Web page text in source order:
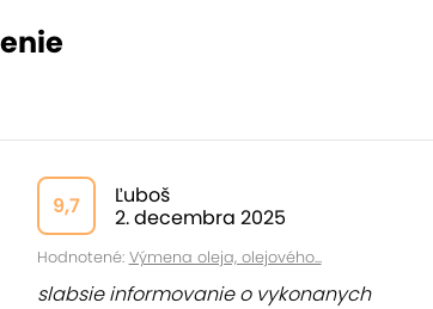
9,7
Ľuboš
2. decembra 2025
Hodnotené: Výmena oleja, olejového...
slabsie informovanie o vykonanych